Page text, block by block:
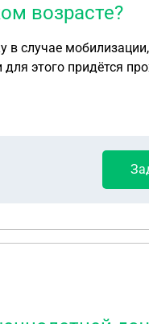
возрасте?
случае
этого придётся